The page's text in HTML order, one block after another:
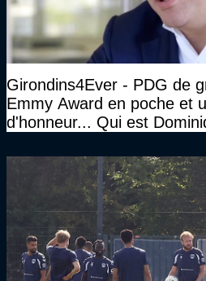
Girondins4Ever - PDG de
Emmy Award en poche et
d'honneur... Qui est